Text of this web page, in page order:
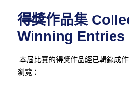
得獎作品集
Winning Entries
本屆比賽的得獎作品經已輯錄成
瀏覽：